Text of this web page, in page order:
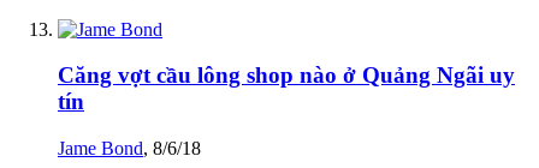
Căng vợt cầu lông shop nào ở Quảng Ngãi uy
tín
Jame Bond, 8/6/18